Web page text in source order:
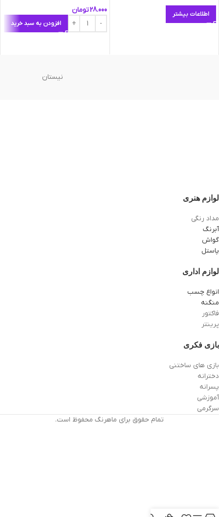
اطلاعات بیشتر 28.000تومان
افزودن به سبد خرید
نیستان
لوازم هنری
مداد رنگی
آبرنگ
گواش
پاستل
لوازم اداری
انواع چسب
منگنه
فاکتور
پرینتر
بازی فکری
بازی های ساختنی
دخترانه
پسرانه
آموزشی
سرگرمی
تمام حقوق برای ماهرنگ محفوظ است.